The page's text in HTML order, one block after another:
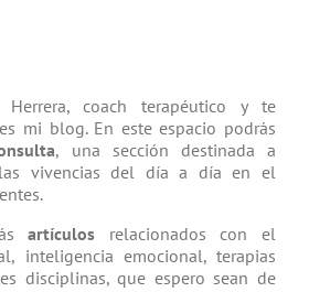
coach tera­péutico y te
mi blog. En este espacio podrás
, una sección destinada a
vivencias del día a día en el
artículos relacio­nados con el
inteligencia emocional, terapias
disciplinas, que espero sean de